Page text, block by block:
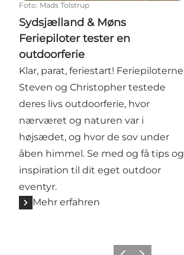
Foto: Mads Tolstrup
Sydsjælland & Møns
Feriepiloter tester en
outdoorferie
Klar, parat, feriestart! Feriepiloterne
Steven og Christopher testede
deres livs outdoorferie, hvor
nærværet og naturen var i
højsædet, og hvor de sov under
åben himmel. Se med og få tips og
inspiration til dit eget outdoor
eventyr.
Mehr erfahren